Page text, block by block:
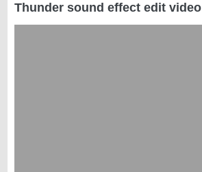
Thunder sound effect edit video